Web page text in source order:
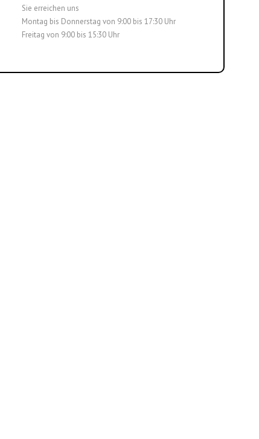
Sie erreichen uns
Montag bis Donnerstag von 9:00 bis 17:30 Uhr
Freitag von 9:00 bis 15:30 Uhr